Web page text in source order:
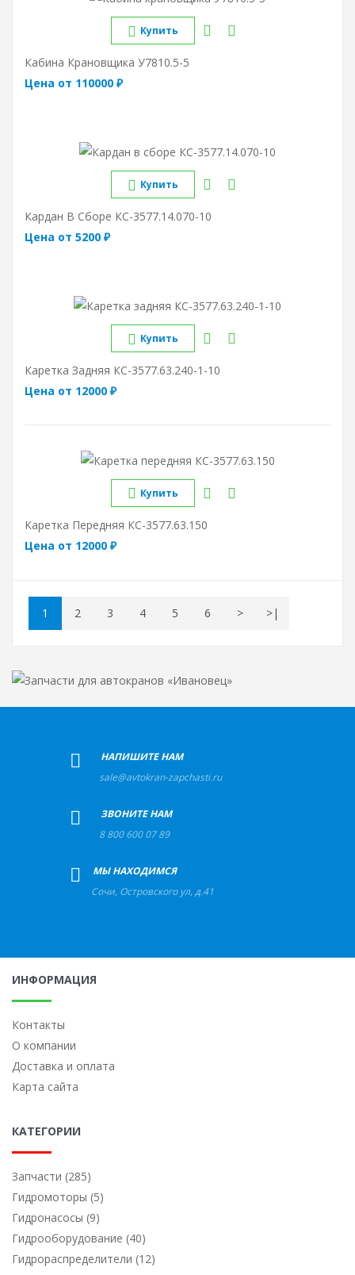
Купить
Кабина Крановщика У7810.5-5
Цена от 110000 ₽
Купить
Кардан В Сборе КС-3577.14.070-10
Цена от 5200 ₽
Купить
Каретка Задняя КС-3577.63.240-1-10
Цена от 12000 ₽
Купить
Каретка Передняя КС-3577.63.150
Цена от 12000 ₽
1 2 3 4 5 6 > >|
НАПИШИТЕ НАМ
sale@avtokran-zapchasti.ru
ЗВОНИТЕ НАМ
8 800 600 07 89
МЫ НАХОДИМСЯ
Сочи, Островского ул, д.41
ИНФОРМАЦИЯ
Контакты
О компании
Доставка и оплата
Карта сайта
КАТЕГОРИИ
Запчасти (285)
Гидромоторы (5)
Гидронасосы (9)
Гидрооборудование (40)
Гидрораспределители (12)